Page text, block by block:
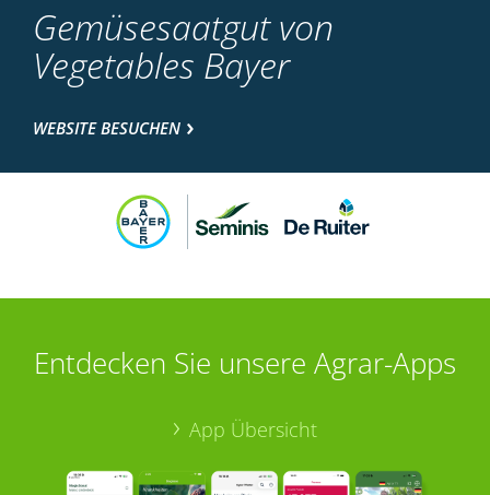
Gemüsesaatgut von
Vegetables Bayer
WEBSITE BESUCHEN
Entdecken Sie unsere Agrar-Apps
App Übersicht